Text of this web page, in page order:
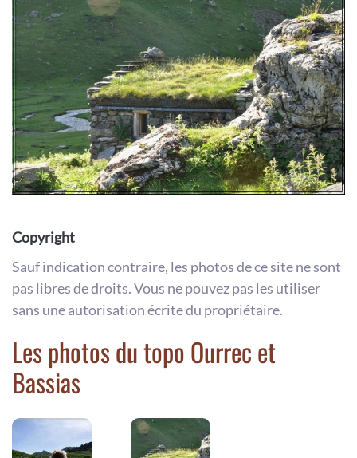
Copyright
Sauf indication contraire, les photos de ce site ne sont
pas libres de droits. Vous ne pouvez pas les utiliser
sans une autorisation écrite du propriétaire.
Les photos du topo Ourrec et
Bassias